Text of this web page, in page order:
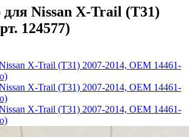
Nissan X-Trail (T31)
124577)